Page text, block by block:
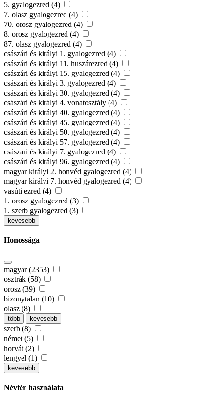
5. gyalogezred (4)
7. olasz gyalogezred (4)
70. orosz gyalogezred (4)
8. orosz gyalogezred (4)
87. olasz gyalogezred (4)
császári és királyi 1. gyalogezred (4)
császári és királyi 11. huszárezred (4)
császári és királyi 15. gyalogezred (4)
császári és királyi 3. gyalogezred (4)
császári és királyi 30. gyalogezred (4)
császári és királyi 4. vonatosztály (4)
császári és királyi 40. gyalogezred (4)
császári és királyi 45. gyalogezred (4)
császári és királyi 50. gyalogezred (4)
császári és királyi 57. gyalogezred (4)
császári és királyi 7. gyalogezred (4)
császári és királyi 96. gyalogezred (4)
magyar királyi 2. honvéd gyalogezred (4)
magyar királyi 7. honvéd gyalogezred (4)
vasúti ezred (4)
1. orosz gyalogezred (3)
1. szerb gyalogezred (3)
kevesebb
Honossága
magyar (2353)
osztrák (58)
orosz (39)
bizonytalan (10)
olasz (8)
több kevesebb
szerb (8)
német (5)
horvát (2)
lengyel (1)
kevesebb
Névtér használata